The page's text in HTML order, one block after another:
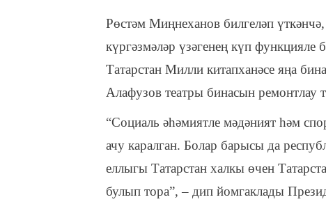
Рөстәм Миңнеханов билгеләп
күргәзмәләр үзәгенең күп
Татарстан Милли китапханәсе яңа
Алафузов театры бинасын ремонтлау
“Социаль әһәмиятле мәдәният һәм
ачу каралган. Болар барысы да
еллыгы Татарстан халкы өчен
булып тора”, – дип йомгаклады